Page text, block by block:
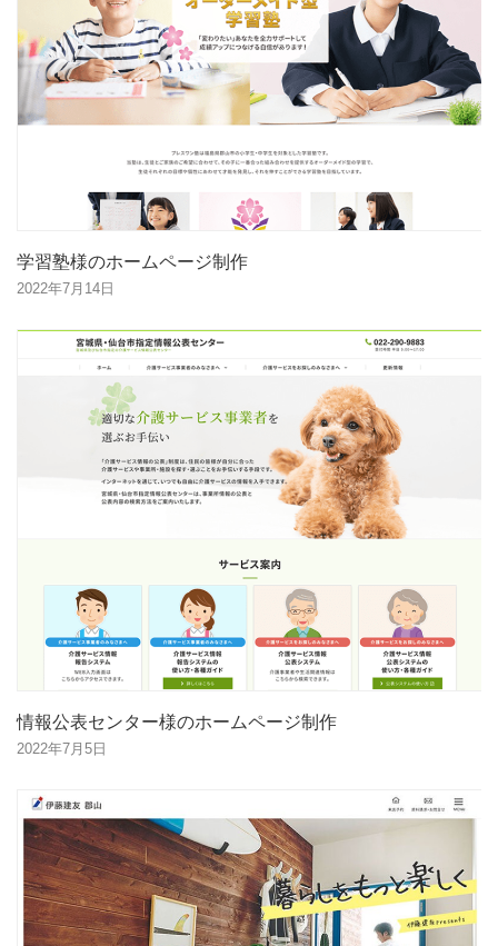
学習塾様のホームページ制作
2022年7月14日
情報公表センター様のホームページ制作
2022年7月5日